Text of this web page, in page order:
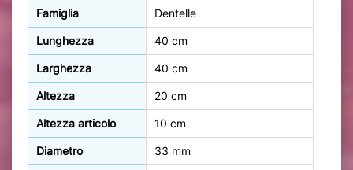
Famiglia Dentelle
Lunghezza 40 cm
Larghezza 40 cm
Altezza 20 cm
Altezza articolo 10 cm
Diametro 33 mm